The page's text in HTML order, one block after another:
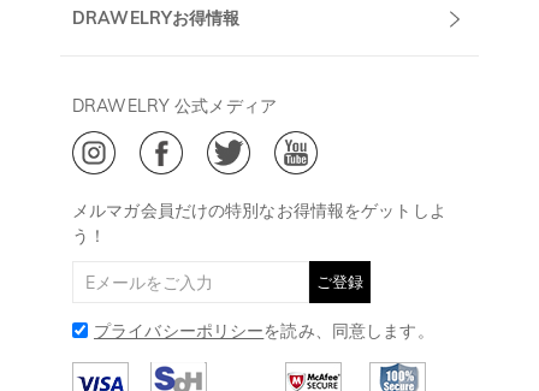
ご利用規約
ご特定商取引法に基づく表示
発送について
ジュエリーお手入れ
Drawelry Blog
DRAWELRYお得情報
会員・ポイントについて
メルマガ会員だけの特別なお得情報をゲットしよ
う！
ご登録
プライバシーポリシーを読み、同意します。
DRAWELRY 公式メディア